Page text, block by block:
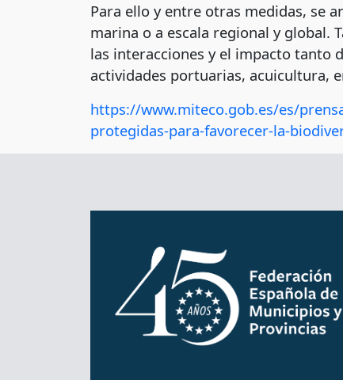
Para ello y entre otras medidas, se
marina o a escala regional y global.
las interacciones y el impacto tanto
actividades portuarias, acuicultura,
https://www.miteco.gob.es/es/
protegidas-para-favorecer-la-